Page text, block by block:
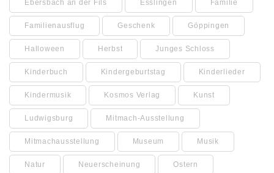
Ebersbach an der Fils Esslingen Familie
Familienausflug Geschenk Göppingen
Halloween Herbst Junges Schloss
Kinderbuch Kindergeburtstag Kinderlieder
Kindermusik Kosmos Verlag Kunst
Ludwigsburg Mitmach-Ausstellung
Mitmachausstellung Museum Musik
Natur Neuerscheinung Ostern